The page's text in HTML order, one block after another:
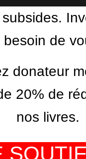
besoin de
donateur
20% de
nos livres.